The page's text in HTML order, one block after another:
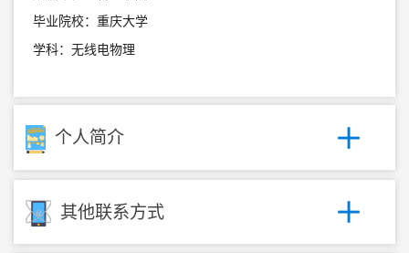
毕业院校：重庆大学
学科：无线电物理
个人简介
其他联系方式